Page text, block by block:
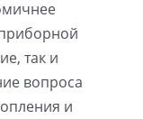
так и
вопроса
и